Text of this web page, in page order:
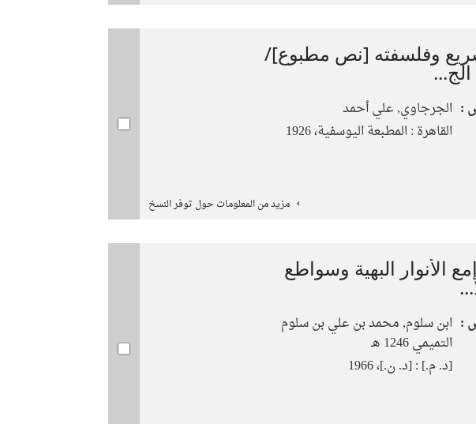
وفلسفته [نص مطبوع]/
: الجرجاوي, علي أحمد
القاهرة : المطبعة اليوسفية، 1926
مزيد من المعلومات حول توفر النسخ
الأنوار البهية وسواطع
: ابن سلوم, محمد بن علي بن سلوم
التميمي 1246 هـ
[د. م.] : [د. ن.]، 1966